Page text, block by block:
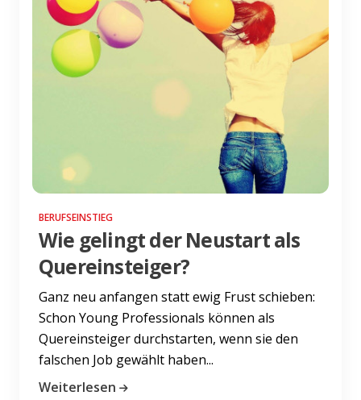
BERUFSEINSTIEG
Wie gelingt der Neustart als
Quereinsteiger?
Ganz neu anfangen statt ewig Frust schieben:
Schon Young Professionals können als
Quereinsteiger durchstarten, wenn sie den
falschen Job gewählt haben...
Weiterlesen